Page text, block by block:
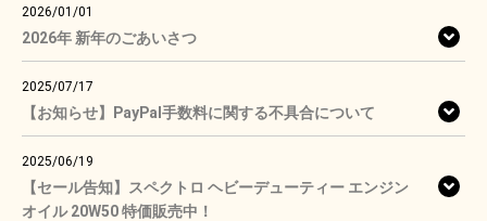
2026/01/01
2026年 新年のごあいさつ
2025/07/17
【お知らせ】PayPal手数料に関する不具合について
2025/06/19
【セール告知】スペクトロ ヘビーデューティー エンジン
オイル 20W50 特価販売中！